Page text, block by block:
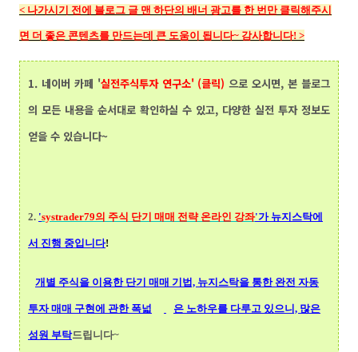
< 나가시기 전에 블로그 글 맨 하단의 배너 광고를 한 번만 클릭해주시
면 더 좋은 콘텐츠를 만드는데 큰 도움이 됩니다~ 감사합니다! >
1. 네이버 카페 '실전주식투자 연구소' (클릭) 으로 오시면, 본 블로그
의 모든 내용을 순서대로 확인하실 수 있고, 다양한 실전 투자 정보도
얻을 수 있습니다~
2. 'systrader79의 주식 단기 매매 전략 온라인 강좌'가 뉴지스탁에
서 진행 중입니다!
개별 주식을 이용한 단기 매매 기법, 뉴지스탁을 통한 완전 자동
투자 매매 구현에 관한 폭넓 은 노하우를 다루고 있으니, 많은
성원 부탁드립니다~